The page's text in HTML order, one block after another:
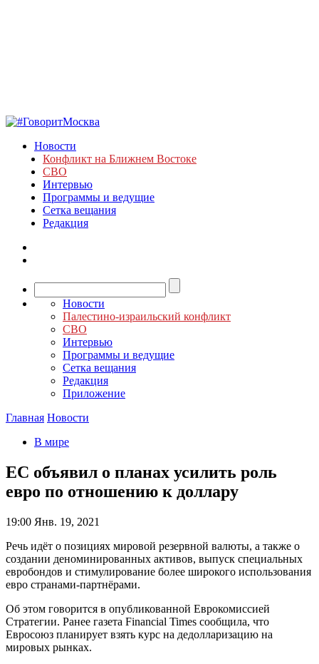
Новости
Конфликт на Ближнем Востоке
СВО
Интервью
Программы и ведущие
Сетка вещания
Редакция
Новости
Палестино-израильский конфликт
СВО
Интервью
Программы и ведущие
Сетка вещания
Редакция
Приложение
Главная Новости
В мире
ЕС объявил о планах усилить роль
евро по отношению к доллару
19:00 Янв. 19, 2021
Речь идёт о позициях мировой резервной валюты, а также о
создании деноминированных активов, выпуск специальных
евробондов и стимулирование более широкого использования
евро странами-партнёрами.
Об этом говорится в опубликованной Еврокомиссией
Стратегии. Ранее газета Financial Times сообщила, что
Евросоюз планирует взять курс на дедолларизацию на
мировых рынках.